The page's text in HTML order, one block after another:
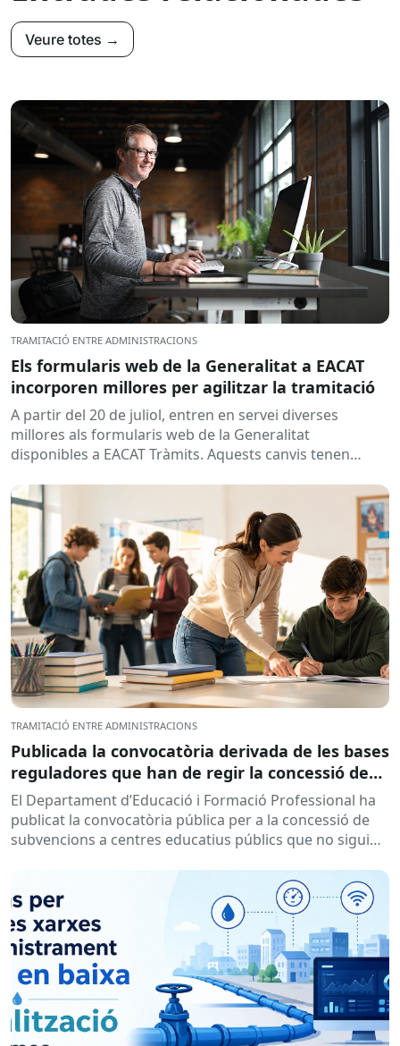
Veure totes →
TRAMITACIÓ ENTRE ADMINISTRACIONS
Els formularis web de la Generalitat a EACAT
incorporen millores per agilitzar la tramitació
A partir del 20 de juliol, entren en servei diverses
millores als formularis web de la Generalitat
disponibles a EACAT Tràmits. Aquests canvis tenen
TRAMITACIÓ ENTRE ADMINISTRACIONS
Publicada la convocatòria derivada de les bases
reguladores que han de regir la concessió de
subvencions a centres educatius, per al
desenvolupament de programes de formació i
inserció, durant el curs 2026-2027
El Departament d’Educació i Formació Professional ha
publicat la convocatòria pública per a la concessió de
subvencions a centres educatius públics que no siguin